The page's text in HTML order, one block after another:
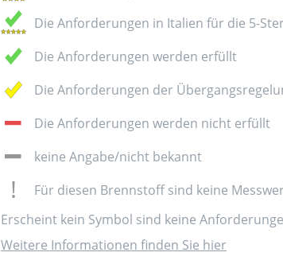
Die Anforderungen in Italien für die 5-
Die Anforderungen werden erfüllt
Die Anforderungen der
Die Anforderungen werden nicht erfüllt
keine Angabe/nicht bekannt
Für diesen Brennstoff sind keine
Erscheint kein Symbol sind keine
Weitere Informationen finden Sie hier